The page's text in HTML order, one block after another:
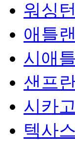
워싱
애틀
시애틀
샌프
시카고
텍사스